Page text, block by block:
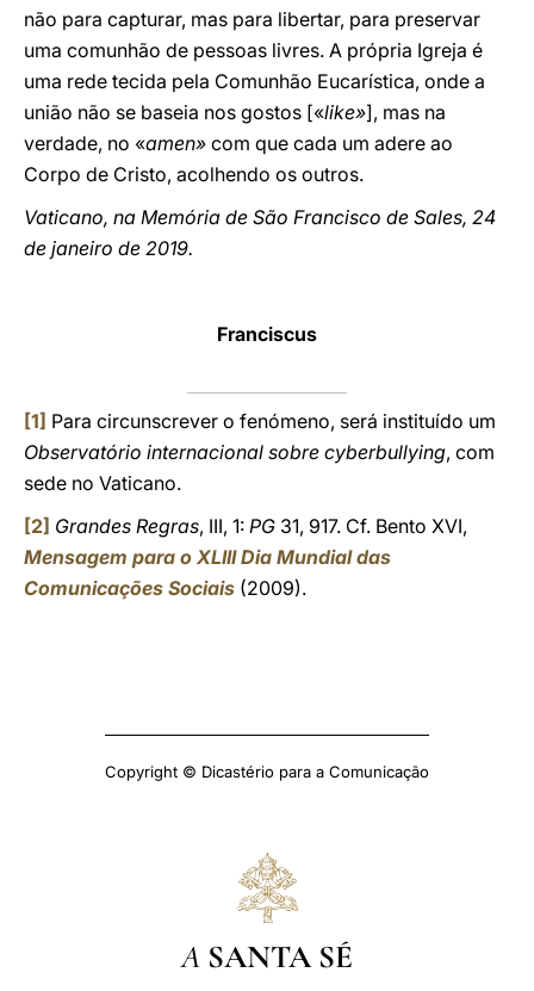
não para capturar, mas para libertar, para preservar
uma comunhão de pessoas livres. A própria Igreja é
uma rede tecida pela Comunhão Eucarística, onde a
união não se baseia nos gostos [«like»], mas na
verdade, no «amen» com que cada um adere ao
Corpo de Cristo, acolhendo os outros.
Vaticano, na Memória de São Francisco de Sales, 24
de janeiro de 2019.
Franciscus
[1] Para circunscrever o fenómeno, será instituído um
Observatório internacional sobre cyberbullying, com
sede no Vaticano.
[2] Grandes Regras, III, 1: PG 31, 917. Cf. Bento XVI,
Mensagem para o XLIII Dia Mundial das
Comunicações Sociais (2009).
Copyright © Dicastério para a Comunicação
A SANTA SÉ